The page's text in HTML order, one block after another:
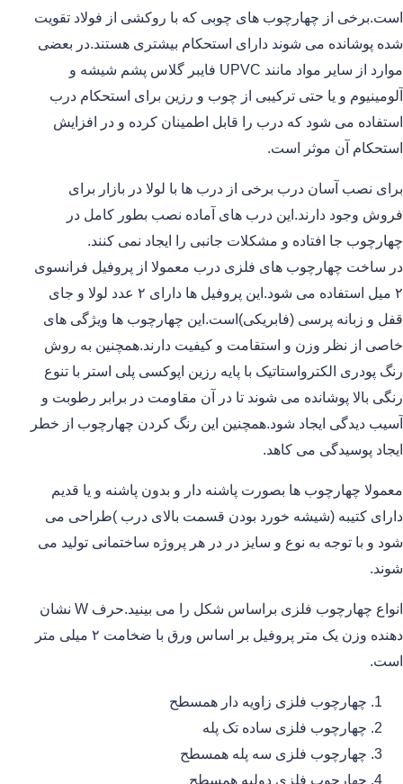
است.برخی از چهارچوب های چوبی که با روکشی از فولاد تقویت
شده پوشانده می شوند دارای استحکام بیشتری هستند.در بعضی
موارد از سایر مواد مانند UPVC فایبر گلاس پشم شیشه و
آلومینیوم و یا حتی ترکیبی از چوب و رزین برای استحکام درب
استفاده می شود که درب را قابل اطمینان کرده و در افزایش
استحکام آن موثر است.
برای نصب آسان درب برخی از درب ها با لولا در بازار برای
فروش وجود دارند.این درب های آماده نصب بطور کامل در
چهارچوب جا افتاده و مشکلات جانبی را ایجاد نمی کنند.
در ساخت چهارچوب های فلزی درب معمولا از پروفیل فرانسوی
۲ میل استفاده می شود.این پروفیل ها دارای ۲ عدد لولا و جای
قفل و زبانه پرسی (فابریکی)است.این چهارچوب ها ویژگی های
خاصی از نظر وزن و استقامت و کیفیت دارند.همچنین به روش
رنگ پودری الکترواستاتیک با پایه رزین اپوکسی پلی استر با تنوع
رنگی بالا پوشانده می شوند تا در آن مقاومت در برابر رطوبت و
آسیب دیدگی ایجاد شود.همچنین این رنگ کردن چهارچوب از خطر
ایجاد پوسیدگی می کاهد.
معمولا چهارچوب ها بصورت پاشنه دار و بدون پاشنه و یا قدیم
دارای کتیبه (شیشه خورد بودن قسمت بالای درب )طراحی می
شود و با توجه به نوع و سایز در در هر پروژه ساختمانی تولید می
شوند.
انواع چهارچوب فلزی براساس شکل را می بینید.حرف W نشان
دهنده وزن یک متر پروفیل بر اساس ورق با ضخامت ۲ میلی متر
است.
چهارچوب فلزی زاویه دار همسطح
چهارچوب فلزی ساده تک پله
چهارچوب فلزی سه پله همسطح
چهارچوب فلزی دولبه همسطح